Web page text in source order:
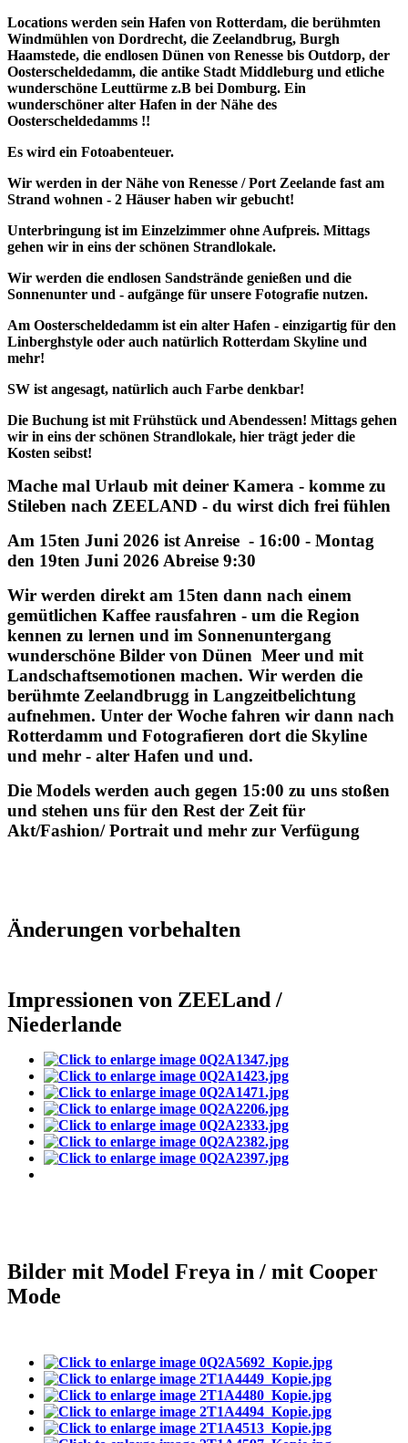
Locations werden sein Hafen von Rotterdam, die berühmten
Windmühlen von Dordrecht, die Zeelandbrug, Burgh
Haamstede, die endlosen Dünen von Renesse bis Outdorp, der
Oosterscheldedamm, die antike Stadt Middleburg und etliche
wunderschöne Leuttürme z.B bei Domburg. Ein
wunderschöner alter Hafen in der Nähe des
Oosterscheldedamms !!
Es wird ein Fotoabenteuer.
Wir werden in der Nähe von Renesse / Port Zeelande fast am
Strand wohnen - 2 Häuser haben wir gebucht!
Unterbringung ist im Einzelzimmer ohne Aufpreis. Mittags
gehen wir in eins der schönen Strandlokale.
Wir werden die endlosen Sandstrände genießen und die
Sonnenunter und - aufgänge für unsere Fotografie nutzen.
Am Oosterscheldedamm ist ein alter Hafen - einzigartig für den
Linberghstyle oder auch natürlich Rotterdam Skyline und
mehr!
SW ist angesagt, natürlich auch Farbe denkbar!
Die Buchung ist mit Frühstück und Abendessen! Mittags gehen
wir in eins der schönen Strandlokale, hier trägt jeder die
Kosten seibst!
Mache mal Urlaub mit deiner Kamera - komme zu
Stileben nach ZEELAND - du wirst dich frei fühlen
Am 15ten Juni 2026 ist Anreise - 16:00 - Montag
den 19ten Juni 2026 Abreise 9:30
Wir werden direkt am 15ten dann nach einem
gemütlichen Kaffee rausfahren - um die Region
kennen zu lernen und im Sonnenuntergang
wunderschöne Bilder von Dünen Meer und mit
Landschaftsemotionen machen. Wir werden die
berühmte Zeelandbrugg in Langzeitbelichtung
aufnehmen. Unter der Woche fahren wir dann nach
Rotterdamm und Fotografieren dort die Skyline
und mehr - alter Hafen und und.
Die Models werden auch gegen 15:00 zu uns stoßen
und stehen uns für den Rest der Zeit für
Akt/Fashion/ Portrait und mehr zur Verfügung
Änderungen vorbehalten
Impressionen von ZEELand /
Niederlande
Bilder mit Model Freya in / mit Cooper
Mode